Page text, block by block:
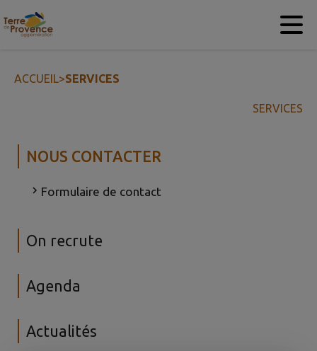
Contenu
ACCUEIL>SERVICES
SERVICES
NOUS CONTACTER
Formulaire de contact
On recrute
Agenda
Actualités